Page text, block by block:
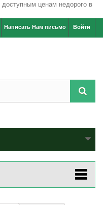
Войти
Написать Нам письмо